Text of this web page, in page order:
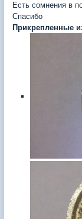
Есть сомнения в
Спасибо
Прикрепленные